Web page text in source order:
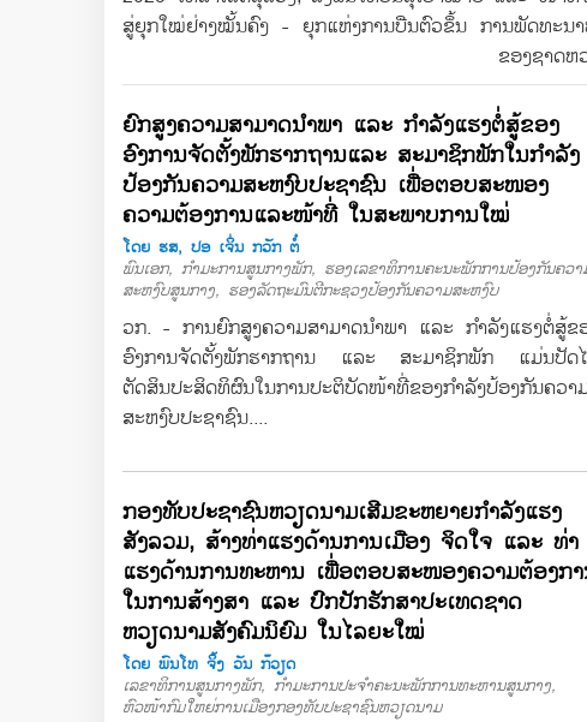
ສູ່ຍຸກໃໝ່ຢ່າງໝັ້ນຄົງ - ຍຸກແຫ່ງການບືນຕົວຂຶ້ນ ການພັດທະນາ
ຂອງຊາດຫ
ຍົກສູງຄວາມສາມາດນຳພາ ແລະ ກຳລັງແຮງຕໍ່ສູ້ຂອງ
ອົງການຈັດຕັ້ງພັກຮາກຖານແລະ ສະມາຊິກພັກໃນກໍາລັງ
ປ້ອງກັນຄວາມສະຫງົບປະຊາຊົນ ເພື່ອຕອບສະໜອງ
ຄວາມຕ້ອງການແລະໜ້າທີ່ ໃນສະພາບການໃໝ່
ໂດຍ ຮສ, ປອ ເຈິ່ນ ກວັກ ຕໍ໋
ພົນເອກ, ກຳມະການສູນກາງພັກ, ຮອງເລຂາທິການຄະນະພັກການປ້ອງກັນຄວາ
ສະຫງົບສູນກາງ, ຮອງລັດຖະມົນຕີກະຊວງປ້ອງກັນຄວາມສະຫງົບ
ວກ. - ການຍົກສູງຄວາມສາມາດນຳພາ ແລະ ກຳລັງແຮງຕໍ່ສູ້ຂ
ອົງການຈັດຕັ້ງພັກຮາກຖານ ແລະ ສະມາຊິກພັກ ແມ່ນປັດ
ຕັດສິນປະສິດທິຜົນໃນການປະຕິບັດໜ້າທີ່ຂອງກໍາລັງປ້ອງກັນຄວາ
ສະຫງົບປະຊາຊົນ....
ກອງທັບປະຊາຊົນຫວຽດນາມເສີມຂະຫຍາຍກຳລັງແຮງ
ສັງລວມ, ສ້າງທ່າແຮງດ້ານການເມືອງ ຈິດໃຈ ແລະ ທ່າ
ແຮງດ້ານການທະຫານ ເພື່ອຕອບສະໜອງຄວາມຕ້ອງກ
ໃນການສ້າງສາ ແລະ ປົກປັກຮັກສາປະເທດຊາດ
ຫວຽດນາມສັງຄົມນິຍົມ ໃນໄລຍະໃໝ່
ໂດຍ ພົນໂທ ຈິ້ງ ວັນ ກ໊ວຽດ
ເລຂາທິການສູນກາງພັກ, ກຳມະການປະຈຳຄະນະພັກການທະຫານສູນກາງ,
ຫົວໜ້າກົມໃຫຍ່ການເມືອງກອງທັບປະຊາຊົນຫວຽດນາມ